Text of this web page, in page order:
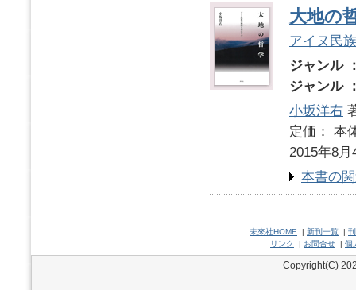
大地の
アイヌ民
ジャンル
ジャンル
小坂洋右
定価：
2015年8月
本書の
未來社HOME | 新刊一覧 |
リンク
| お問合せ | 個
Copyright(C)